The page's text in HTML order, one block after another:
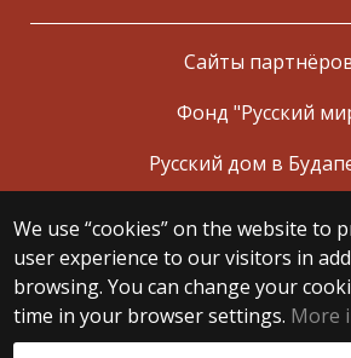
We use “cookies” on the website to
user experience to our visitors in
browsing. You can change your
time in your browser settings. More
Сайты
Фонд "Русский
Русский дом в
© 2025 Eötvös Loránd
All rights
H-1053 Budapest,
T: +36-1-411-
Web development: